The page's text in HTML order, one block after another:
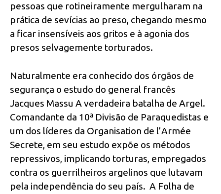
pessoas que rotineiramente mergulharam na
prática de sevícias ao preso, chegando mesmo
a ficar insensíveis aos gritos e à agonia dos
presos selvagemente torturados.
Naturalmente era conhecido dos órgãos de
segurança o estudo do general francês
Jacques Massu A verdadeira batalha de Argel.
Comandante da 10ª Divisão de Paraquedistas e
um dos líderes da Organisation de l’Armée
Secrete, em seu estudo expõe os métodos
repressivos, implicando torturas, empregados
contra os guerrilheiros argelinos que lutavam
pela independência do seu país. A Folha de